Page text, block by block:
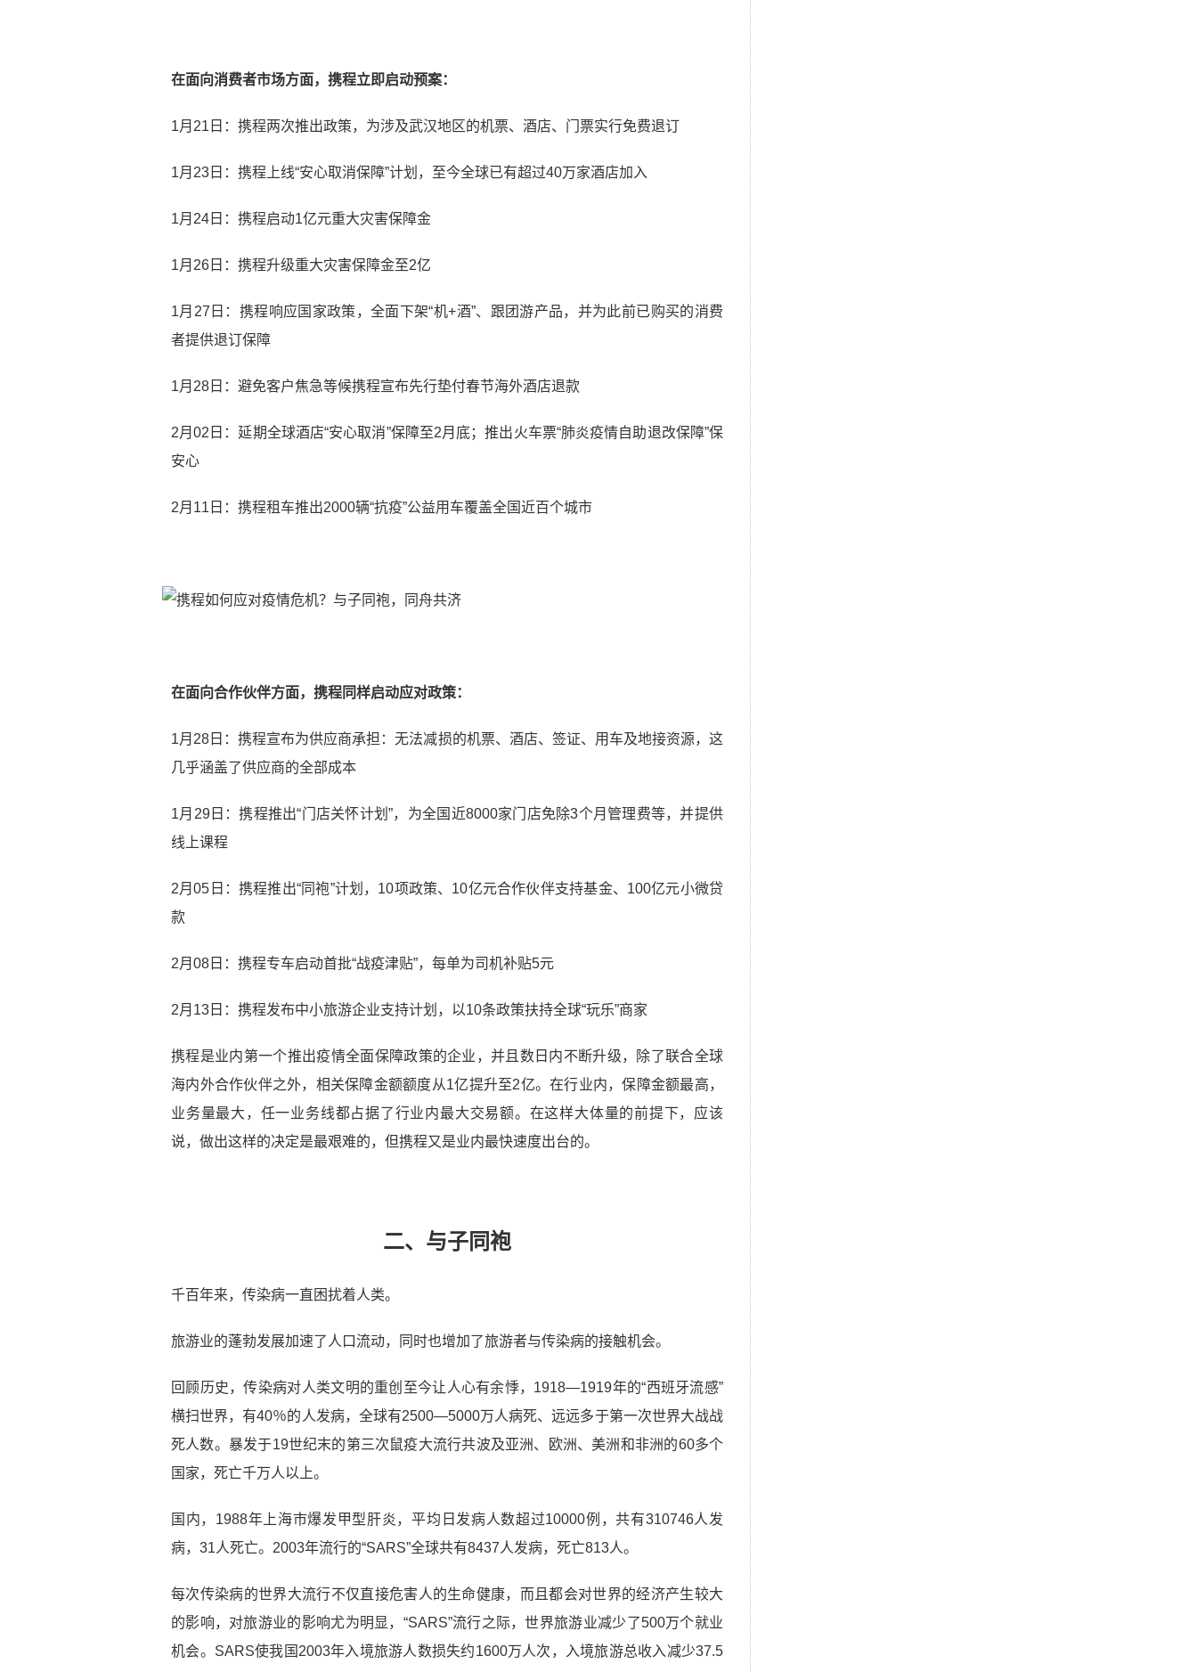
在面向消费者市场方面，携程立即启动预案：
1月21日：携程两次推出政策，为涉及武汉地区的机票、酒店、门票实行免费退订
1月23日：携程上线“安心取消保障”计划，至今全球已有超过40万家酒店加入
1月24日：携程启动1亿元重大灾害保障金
1月26日：携程升级重大灾害保障金至2亿
1月27日：携程响应国家政策，全面下架“机+酒”、跟团游产品，并为此前已购买的消费
者提供退订保障
1月28日：避免客户焦急等候携程宣布先行垫付春节海外酒店退款
2月02日：延期全球酒店“安心取消”保障至2月底；推出火车票“肺炎疫情自助退改保障”保
安心
2月11日：携程租车推出2000辆“抗疫”公益用车覆盖全国近百个城市
在面向合作伙伴方面，携程同样启动应对政策：
1月28日：携程宣布为供应商承担：无法减损的机票、酒店、签证、用车及地接资源，这
几乎涵盖了供应商的全部成本
1月29日：携程推出“门店关怀计划”，为全国近8000家门店免除3个月管理费等，并提供
线上课程
2月05日：携程推出“同袍”计划，10项政策、10亿元合作伙伴支持基金、100亿元小微贷
款
2月08日：携程专车启动首批“战疫津贴”，每单为司机补贴5元
2月13日：携程发布中小旅游企业支持计划，以10条政策扶持全球“玩乐”商家
携程是业内第一个推出疫情全面保障政策的企业，并且数日内不断升级，除了联合全球
海内外合作伙伴之外，相关保障金额额度从1亿提升至2亿。在行业内，保障金额最高，
业务量最大，任一业务线都占据了行业内最大交易额。在这样大体量的前提下，应该
说，做出这样的决定是最艰难的，但携程又是业内最快速度出台的。
二、与子同袍
千百年来，传染病一直困扰着人类。
旅游业的蓬勃发展加速了人口流动，同时也增加了旅游者与传染病的接触机会。
回顾历史，传染病对人类文明的重创至今让人心有余悸，1918—1919年的“西班牙流感”
横扫世界，有40％的人发病，全球有2500—5000万人病死、远远多于第一次世界大战战
死人数。暴发于19世纪末的第三次鼠疫大流行共波及亚洲、欧洲、美洲和非洲的60多个
国家，死亡千万人以上。
国内，1988年上海市爆发甲型肝炎，平均日发病人数超过10000例，共有310746人发
病，31人死亡。2003年流行的“SARS”全球共有8437人发病，死亡813人。
每次传染病的世界大流行不仅直接危害人的生命健康，而且都会对世界的经济产生较大
的影响，对旅游业的影响尤为明显，“SARS”流行之际，世界旅游业减少了500万个就业
机会。SARS使我国2003年入境旅游人数损失约1600万人次，入境旅游总收入减少37.5